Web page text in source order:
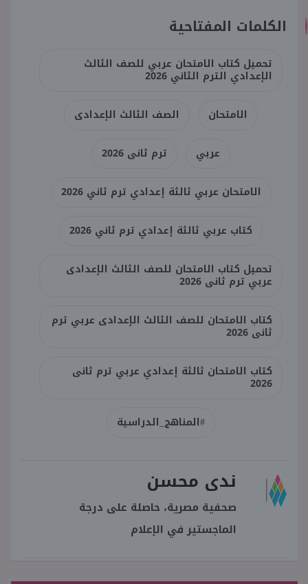
الكلمات المفتاحية
تحميل كتاب الامتحان عربي للصف الثالث
الإعدادي الترم الثاني 2026
الامتحان الصف الثالث الإعدادى
عربي ترم ثانى 2026
الامتحان عربي ثالثة إعدادي ترم ثاني 2026
كتاب عربي ثالثة إعدادي ترم ثاني 2026
تحميل كتاب الامتحان للصف الثالث الإعدادى
عربي ترم ثانى 2026
كتاب الامتحان للصف الثالث الإعدادى عربي ترم
ثانى 2026
كتاب الامتحان ثالثة إعدادي عربي ترم ثانى
2026
#المناهج_الدراسية
ندى محسن
صحفية مصرية، حاصلة على درجة
الماجستير في الإعلام